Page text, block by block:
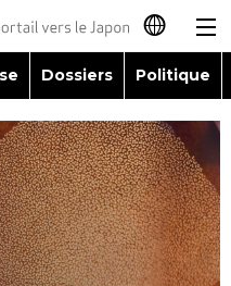
日本語
English
简体字
繁體字
Dossiers Politique